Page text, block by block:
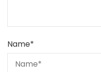
Name*